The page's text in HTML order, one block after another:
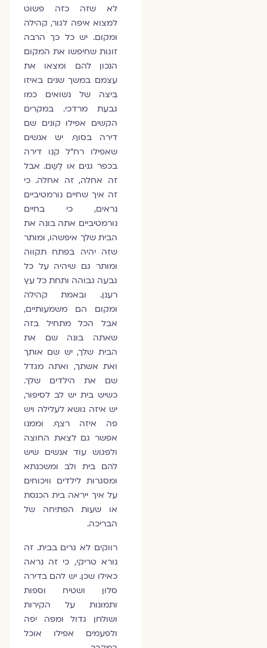
לא שזה כזה פשוט
למצוא איפה לגור, קהילה
ומקום. יש כל כך הרבה
זוגות שחיפשו את המקום
הנכון להם ומצאו את
עצמם במשך שנים באיזו
בִּיצה של נשואים כמו
גבעת מרדכי. במקרים
הקשים אפילו קונים שם
דירה בסוף. יש אנשים
שאפילו רח"ל קנו דירה
בכפר גנים או לֶשֶם. אבל
זה אחלה, זה אחלה. כי
זה איך שחיים נורמטיביים
נראים, כי בחיים
נורמטיביים אתה בונה את
הבית שלך איפשהו, ומותר
שזה יהיה בפתח תקווה
ומותר גם שיהיה על כל
גבעה גבוהה ותחת כל עץ
רענן. ובאמת קהילה
ומקום הם משמעותיים,
אבל הכל מתחיל בזה
שאתה בונה שם את
הבית שלך, יש שם אותך
ואת אשתך, ואתה מגדל
שם את הילדים שלך.
כשיש בית יש לב לסיפור,
יש איזה נושא לעלילה ויש
פה איזה רצף. וממנו
אפשר גם לצאת החוצה
ולפגוש עוד אנשים שיש
להם בית ולב ומשכנתא
ומסגרות לילדים וויכוחים
על איך ייראה בית הכנסת
או שעות הפתיחה של
הבריכה.
רווקים לא גרים בבית. זה
נורא טריקי, כי זה נראה
כאילו שכן. יש להם בדירה
סלון ושטיח וספות
ותמונות על הקירות
ושולחן גדול ומפה יפה
ולפעמים אפילו אוכל